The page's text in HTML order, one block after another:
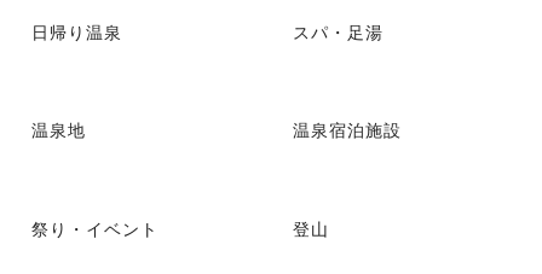
日帰り温泉 スパ・足湯
温泉地 温泉宿泊施設
祭り・イベント 登山